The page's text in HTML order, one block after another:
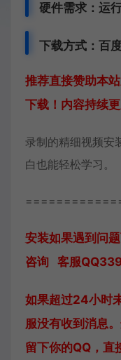
硬件需求：运
下载方式：百
推荐直接赞助本
下载！内容持续更
录制的精细视频安
白也能轻松学习。
安装如果遇到问
咨询 客服
如果超过24小时
服没有收到消息
留下你的QQ，直